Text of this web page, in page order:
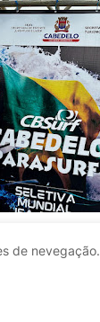
de nevegação.